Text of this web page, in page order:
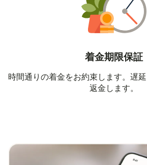
着金期限保証
時間通りの着金をお約束します。遅
返金します。